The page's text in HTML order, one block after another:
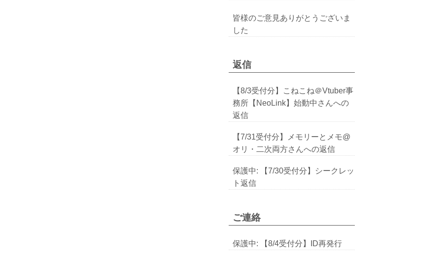
皆様のご意見ありがとうございま
した
返信
【8/3受付分】こねこね＠Vtuber事
務所【NeoLink】始動中さんへの
返信
【7/31受付分】メモリーとメモ@
オリ・二次両方さんへの返信
保護中: 【7/30受付分】シークレッ
ト返信
ご連絡
保護中: 【8/4受付分】ID再発行